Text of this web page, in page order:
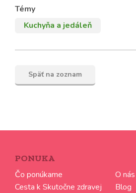
Témy
Kuchyňa a jedáleň
Späť na zoznam
PONUKA
Čo ponúkame
Cesta k Skutočne zdravej
O nás
Blog